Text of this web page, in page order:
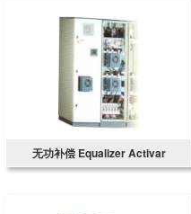
无功补偿 Equalizer Activar